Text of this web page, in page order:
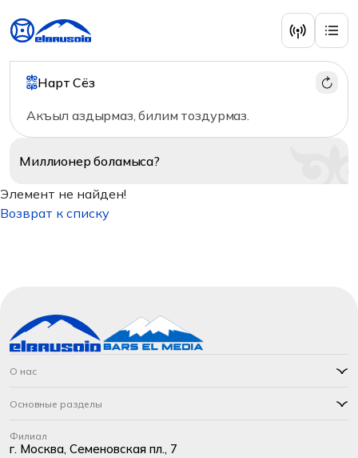
Нарт Сёз
Акъыл аздырмаз, билим тоздурмаз.
Миллионерболамыса?
Элемент не найден!
Возврат к списку
О нас
Основные разделы
Филиал
г. Москва, Семеновская пл., 7